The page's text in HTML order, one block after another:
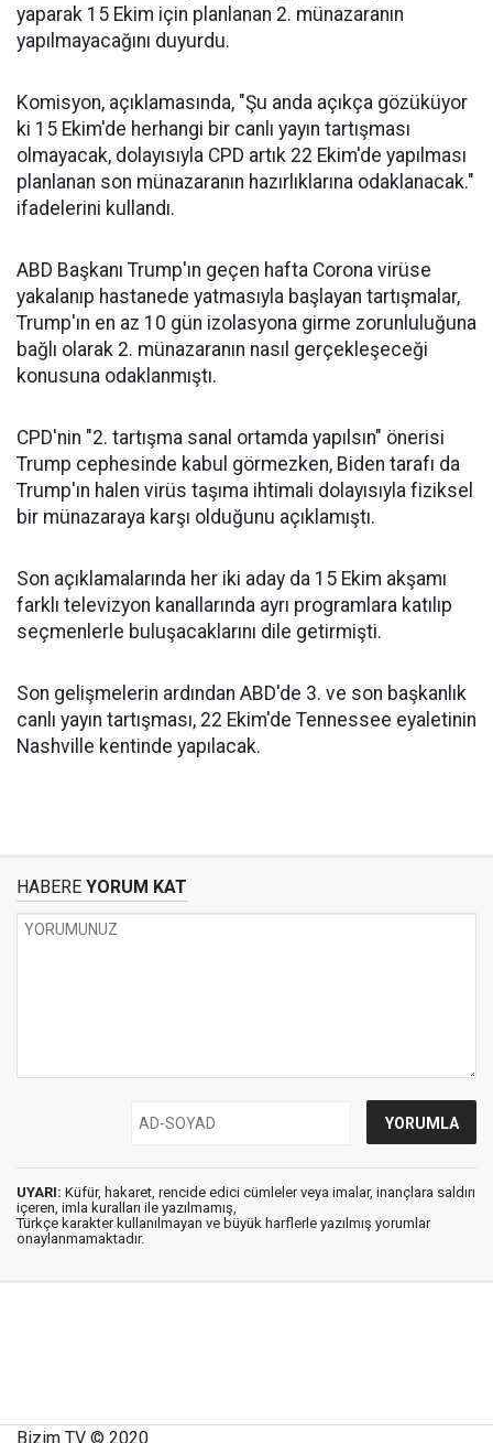
yaparak 15 Ekim için planlanan 2. münazaranın
yapılmayacağını duyurdu.
Komisyon, açıklamasında, "Şu anda açıkça gözüküyor
ki 15 Ekim'de herhangi bir canlı yayın tartışması
olmayacak, dolayısıyla CPD artık 22 Ekim'de yapılması
planlanan son münazaranın hazırlıklarına odaklanacak."
ifadelerini kullandı.
ABD Başkanı Trump'ın geçen hafta Corona virüse
yakalanıp hastanede yatmasıyla başlayan tartışmalar,
Trump'ın en az 10 gün izolasyona girme zorunluluğuna
bağlı olarak 2. münazaranın nasıl gerçekleşeceği
konusuna odaklanmıştı.
CPD'nin "2. tartışma sanal ortamda yapılsın" önerisi
Trump cephesinde kabul görmezken, Biden tarafı da
Trump'ın halen virüs taşıma ihtimali dolayısıyla fiziksel
bir münazaraya karşı olduğunu açıklamıştı.
Son açıklamalarında her iki aday da 15 Ekim akşamı
farklı televizyon kanallarında ayrı programlara katılıp
seçmenlerle buluşacaklarını dile getirmişti.
Son gelişmelerin ardından ABD'de 3. ve son başkanlık
canlı yayın tartışması, 22 Ekim'de Tennessee eyaletinin
Nashville kentinde yapılacak.
HABERE YORUM KAT
UYARI: Küfür, hakaret, rencide edici cümleler veya imalar, inançlara saldırı
içeren, imla kuralları ile yazılmamış,
Türkçe karakter kullanılmayan ve büyük harflerle yazılmış yorumlar
onaylanmamaktadır.
Bizim TV © 2020